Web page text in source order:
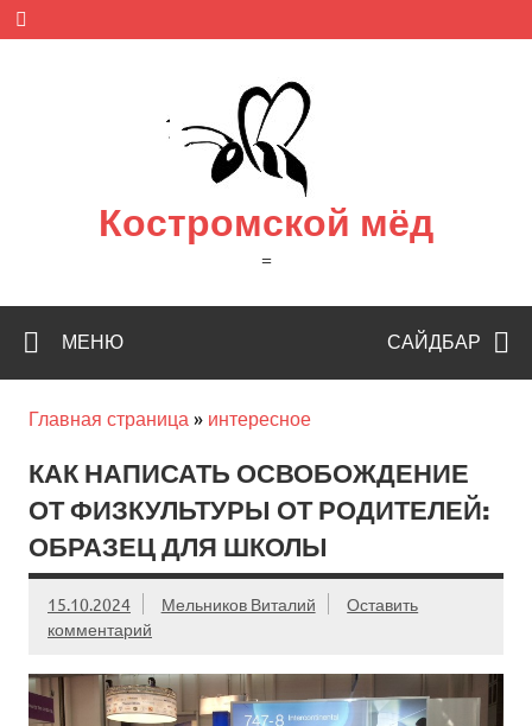
Skip
content
Костромской мёд
=
САЙДБАР
МЕНЮ
Главная страница » интересное
КАК НАПИСАТЬ ОСВОБОЖДЕНИЕ
ОТ ФИЗКУЛЬТУРЫ ОТ РОДИТЕЛЕЙ:
ОБРАЗЕЦ ДЛЯ ШКОЛЫ
15.10.2024 Мельников Виталий
Оставить
комментарий